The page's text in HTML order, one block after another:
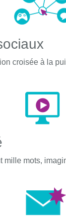
croisée à la
mille mots,